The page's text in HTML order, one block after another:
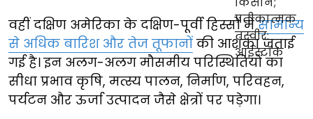
वहीं दक्षिण अमेरिका के दक्षिण-पूर्वी हिस्सों मेंसामान्य
से अधिक बारिश और तेज तूफानों की आशंका जताई
गई है। इन अलग-अलग मौसमीय परिस्थितियों का
सीधा प्रभाव कृषि, मत्स्य पालन, निर्माण, परिवहन,
पर्यटन और ऊर्जा उत्पादन जैसे क्षेत्रों पर पड़ेगा।